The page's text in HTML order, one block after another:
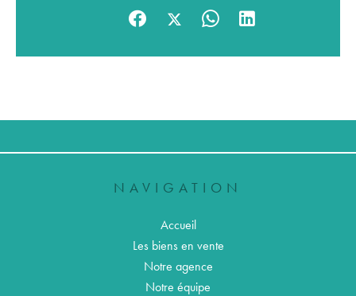
NAVIGATION
Accueil
Les biens en vente
Notre agence
Notre équipe